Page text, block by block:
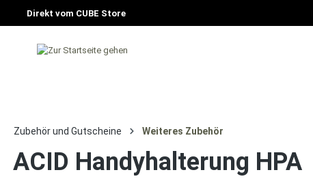
Direkt vom CUBE Store
Zubehör und Gutscheine Weiteres Zubehör
ACID Handyhalterung HPA